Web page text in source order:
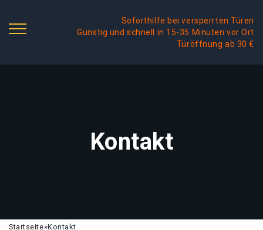
Soforthilfe bei versperrten Türen
Günstig und schnell in 15-35 Minuten vor Ort
Türöffnung ab 30 €
Kontakt
Startseite»Kontakt